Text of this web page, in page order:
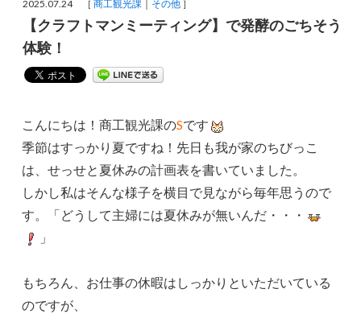
2025.07.24 ［商工観光課 その他 ］
【クラフトマンミーティング】で発酵のごちそう
体験！
こんにちは！商工観光課のSです
季節はすっかり夏ですね！先日も我が家のちびっこ
は、せっせと夏休みの計画表を書いていました。
しかし私はそんな様子を横目で見ながら毎年思うので
す。「どうして主婦には夏休みが無いんだ・・・
」
もちろん、お仕事の休暇はしっかりといただいている
のですが、